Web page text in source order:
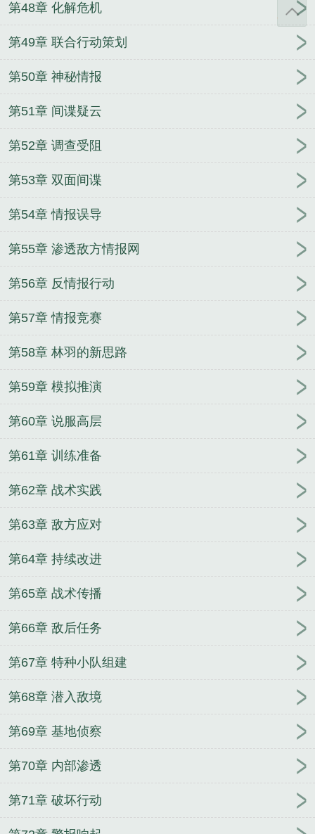
第48章 化解危机
第49章 联合行动策划
第50章 神秘情报
第51章 间谍疑云
第52章 调查受阻
第53章 双面间谍
第54章 情报误导
第55章 渗透敌方情报网
第56章 反情报行动
第57章 情报竞赛
第58章 林羽的新思路
第59章 模拟推演
第60章 说服高层
第61章 训练准备
第62章 战术实践
第63章 敌方应对
第64章 持续改进
第65章 战术传播
第66章 敌后任务
第67章 特种小队组建
第68章 潜入敌境
第69章 基地侦察
第70章 内部渗透
第71章 破坏行动